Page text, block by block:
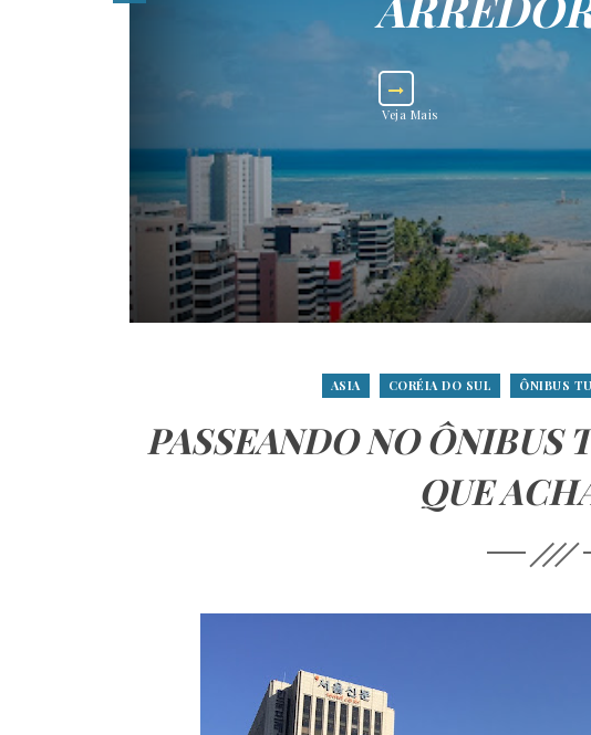
Veja Mais
ASIA CORÉIA DO SUL ÔNIBUS
PASSEANDO NO ÔNIBUS
QUE